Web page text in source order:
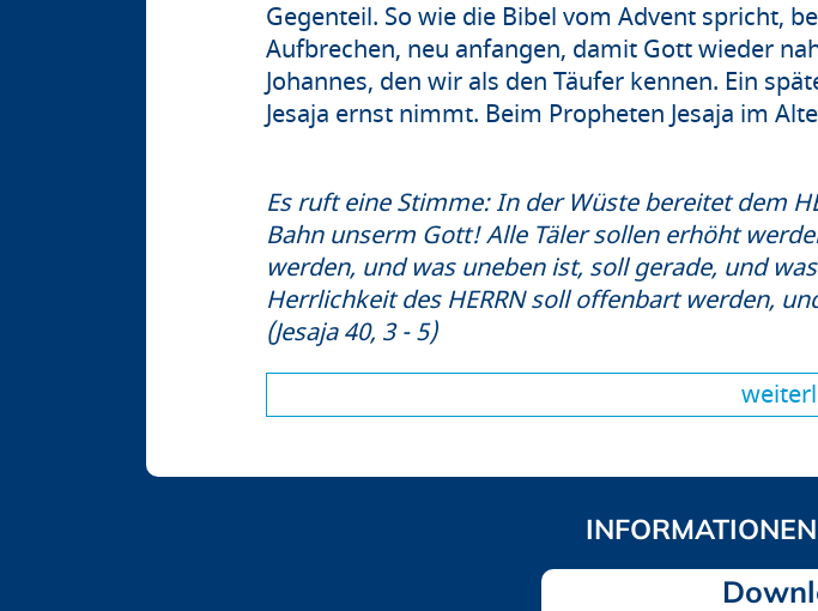
Gegenteil. So wie die Bibel vom Advent spricht,
Aufbrechen, neu anfangen, damit Gott wieder
Johannes, den wir als den Täufer kennen. Ein
Jesaja ernst nimmt. Beim Propheten Jesaja im
Es ruft eine Stimme: In der Wüste bereitet dem
Bahn unserm Gott! Alle Täler sollen erhöht
werden, und was uneben ist, soll gerade, und
Herrlichkeit des HERRN soll offenbart werden,
(Jesaja 40, 3 - 5)